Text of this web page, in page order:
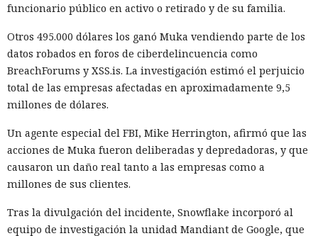
funcionario público en activo o retirado y de su familia.
Otros 495.000 dólares los ganó Muka vendiendo parte de los
datos robados en foros de ciberdelincuencia como
BreachForums y XSS.is. La investigación estimó el perjuicio
total de las empresas afectadas en aproximadamente 9,5
millones de dólares.
Un agente especial del FBI, Mike Herrington, afirmó que las
acciones de Muka fueron deliberadas y depredadoras, y que
causaron un daño real tanto a las empresas como a
millones de sus clientes.
Tras la divulgación del incidente, Snowflake incorporó al
equipo de investigación la unidad Mandiant de Google, que